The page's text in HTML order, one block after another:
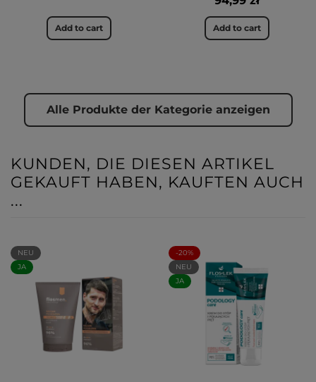
Add to cart Add to cart
Alle Produkte der Kategorie anzeigen
KUNDEN, DIE DIESEN ARTIKEL
GEKAUFT HABEN, KAUFTEN AUCH
...
NEU
JA
-20%
NEU
JA